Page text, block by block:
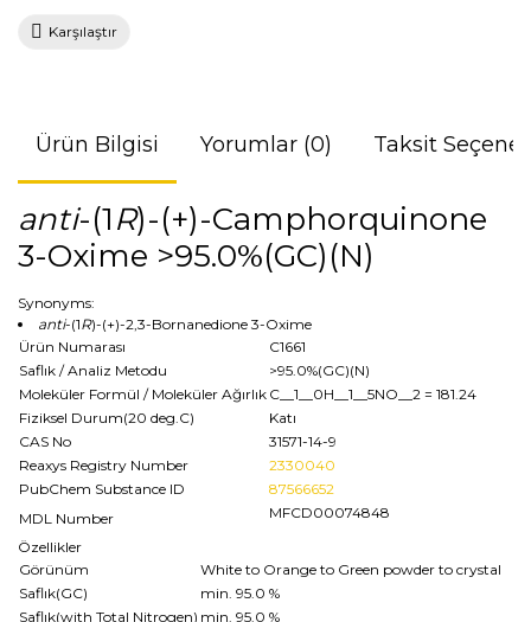
Karşılaştır
Ürün Bilgisi Yorumlar (0) Taksit
anti-(1R)-(+)-Camphorquinone
3-Oxime >95.0%(GC)(N)
Synonyms:
anti-(1R)-(+)-2,3-Bornanedione 3-Oxime
Ürün Numarası
C1661
Saflık / Analiz Metodu
>95.0%(GC)(N)
Moleküler Formül / Moleküler Ağırlık C__1__0H__1__5NO__2 = 181.24
Fiziksel Durum(20 deg.C)
Katı
CAS No
31571-14-9
Reaxys Registry Number
2330040
PubChem Substance ID
87566652
MDL Number
MFCD00074848
Özellikler
Görünüm
White to Orange to Green powder to crystal
Saflık(GC)
min. 95.0 %
Saflık(with Total Nitrogen) min. 95.0 %